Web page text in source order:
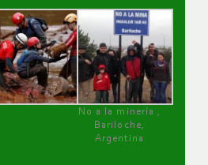
No a la minería ,
Bariloche,
Argentina